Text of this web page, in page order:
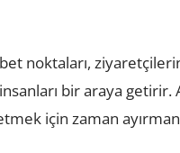
noktaları,
bir araya
için zaman